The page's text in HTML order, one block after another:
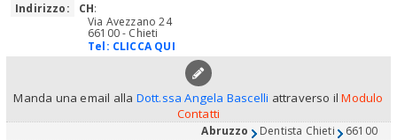
Indirizzo:
CH:
Via Avezzano 24
66100 - Chieti
Tel: CLICCA QUI
Manda una email alla Dott.ssa Angela Bascelli attraverso ilModulo
Contatti
Abruzzo Dentista Chieti 66100